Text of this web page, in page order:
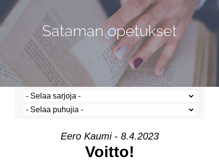
Sataman opetukset
Eero Kaumi - 8.4.2023
Voitto!